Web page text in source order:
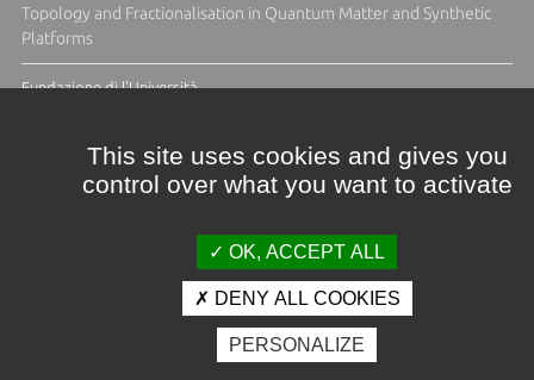
Topology and Fractionalisation in Quantum Matter and Synthetic
Platforms
Fundazione di l'Università
Crédits et mentions légales
Espace presse
Photothèque
This site uses cookies and gives you
control over what you want to activate
OK, ACCEPT ALL
DENY ALL COOKIES
PERSONALIZE